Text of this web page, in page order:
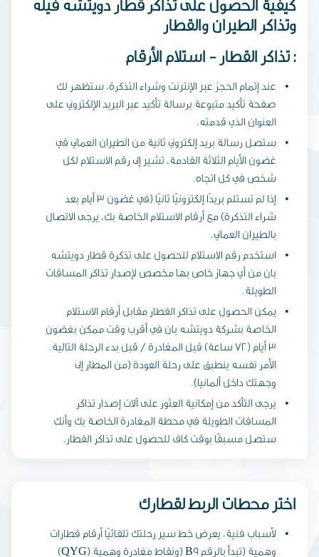
وتذاكر الطيران والقطار
تذاكر القطار - استلام الأرقام :
عند إتمام الحجز عبر الإنترنت وشراء التذكرة، ستظهر لك
صفحة تأكيد متبوعة برسالة تأكيد عبر البريد الإلكتروني على
العنوان الذي قدمته.
ستصل رسالة بريد إلكتروني ثانية من الطيران العماني في
غضون الأيام الثلاثة القادمة، تشير إلى رقم الاستلام لكل
شخص في كل اتجاه.
إذا لم تستلم بريدًا إلكترونيًا ثانيًا (في غضون 3 أيام بعد
شراء التذكرة) مع أرقام الاستلام الخاصة بك، يرجى الاتصال
بالطيران العماني.
استخدم رقم الاستلام للحصول على تذكرة قطار دويتشه
بان من أي جهاز خاص بها مخصص لإصدار تذاكر المسافات
الطويلة.
يمكن الحصول على تذاكر القطار مقابل أرقام الاستلام
الخاصة بشركة دويتشه بان في أقرب وقت ممكن بغضون
3 أيام (72 ساعة) قبل المغادرة / قبل بدء الرحلة التالية.
الأمر نفسه ينطبق على رحلة العودة (من المطار إلى
وجهتك داخل ألمانيا).
يرجى التأكد من إمكانية العثور على آلات إصدار تذاكر
المسافات الطويلة في محطة المغادرة الخاصة بك وأنك
ستصل مسبقًا بوقت كاف للحصول على تذاكر القطار.
اختر محطات الربط لقطارك
لأسباب فنية، يعرض خط سير رحلتك تلقائيًا أرقام قطارات
وهمية (تبدأ بالرقم B9 (ونقاط مغادرة وهمية (QYG)